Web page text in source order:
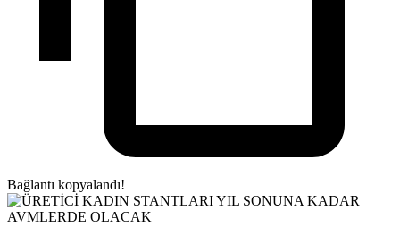
Bağlantı kopyalandı!